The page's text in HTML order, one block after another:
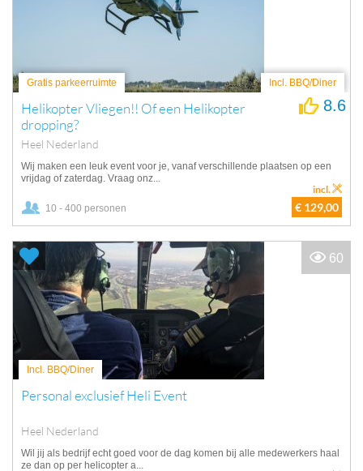
Gratis parkeerruimte Incl. BBQ/Diner
Helikopter Vliegen!! Of een Helikopter
dropping?
Heel Nederland
8.6
Wij maken een leuk event voor je, vanaf verschillende plaatsen op een
vrijdag of zaterdag. Vraag onz...
10 - 400 personen € 129,00
incl.
Incl. BBQ/Diner
Personal exclusief Heli Event
Heel Nederland
Wil jij als bedrijf echt goed voor de dag komen bij alle medewerkers haal
ze dan op per helicopter a...
60